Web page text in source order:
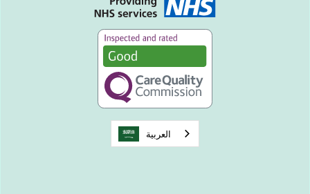
العربية‏